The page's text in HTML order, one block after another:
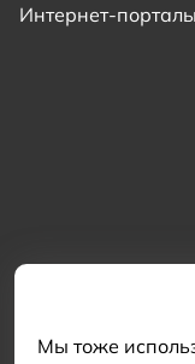
Мы тоже
Интернет-порталы